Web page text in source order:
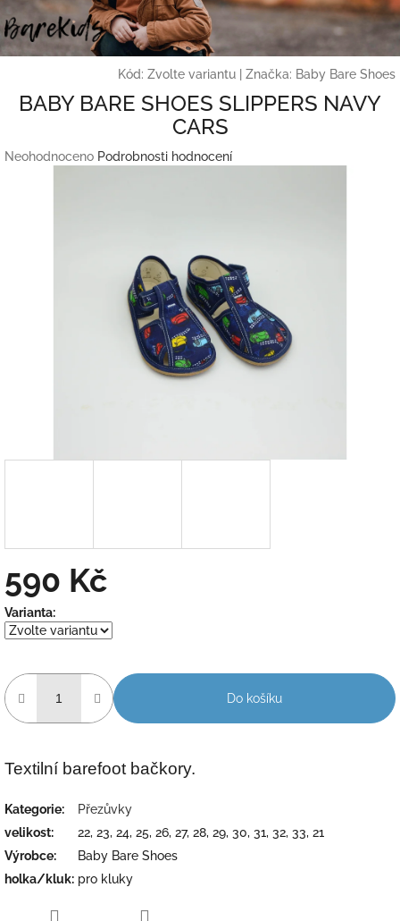
Přejít
na
obsah
Kód: Zvolte variantu Značka: Baby Bare Shoes
BABY BARE SHOES SLIPPERS NAVY
CARS
Průměrné
Neohodnoceno Podrobnosti hodnocení
590 Kč
Měrná
cena:
Varianta:
Do košíku
Textilní barefoot bačkory.
Kategorie:
Přezůvky
velikost:
22, 23, 24, 25, 26, 27, 28, 29, 30, 31, 32, 33, 21
Výrobce:
Baby Bare Shoes
holka/kluk: pro kluky